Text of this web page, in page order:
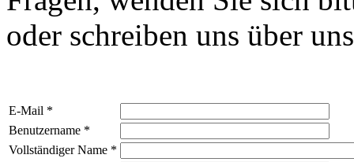
oder schreiben uns über
E-Mail *
Benutzername *
Vollständiger Name *